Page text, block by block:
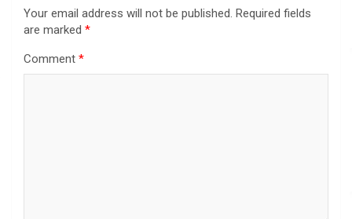
Your email address will not be published. Required fields
are marked *
Comment *